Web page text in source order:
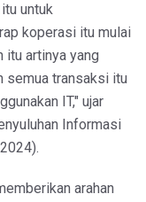
untuk
koperasi itu mulai
itu artinya yang
semua transaksi itu
IT," ujar
Informasi
arahan